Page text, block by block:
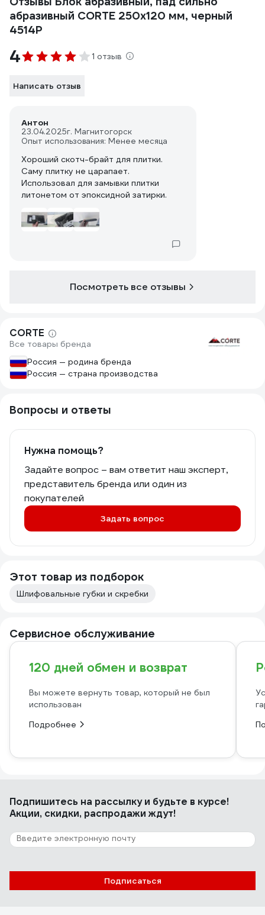
абразивный CORTE 250x120 мм, черный
4514Р
4 1 отзыв
Написать отзыв
Антон
23.04.2025г. Магнитогорск
Опыт использования: Менее месяца
Хороший скотч-брайт для плитки.
Саму плитку не царапает.
Использовал для замывки плитки
литонетом от эпоксидной затирки.
Посмотреть все отзывы
CORTE
Все товары бренда
Россия — родина бренда
Россия — страна производства
Вопросы и ответы
Нужна помощь?
Задайте вопрос – вам ответит наш эксперт,
представитель бренда или один из
покупателей
Задать вопрос
Этот товар из подборок
Шлифовальные губки и скребки
Сервисное обслуживание
120 дней обмен и возврат
Вы можете вернуть товар, который не был
использован
Подробнее
Подпишитесь на рассылкуи будьте в курсе!
Акции, скидки, распродажи ждут!
Подписаться